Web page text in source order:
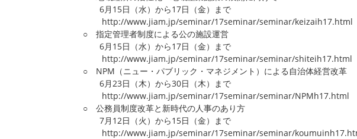
6月15日（水）から17日（金）まで
http://www.jiam.jp/seminar/17seminar/seminar/keizaih17.html
○ 指定管理者制度による公の施設運営
6月15日（水）から17日（金）まで
http://www.jiam.jp/seminar/17seminar/seminar/shiteih17.html
○ NPM（ニュー・パブリック・マネジメント）による自治体経営改革
6月23日（木）から30日（木）まで
http://www.jiam.jp/seminar/17seminar/seminar/NPMh17.html
○ 公務員制度改革と新時代の人事のあり方
7月12日（火）から15日（金）まで
http://www.jiam.jp/seminar/17seminar/seminar/